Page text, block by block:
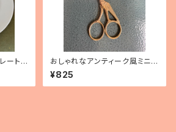
ート
おしゃれなアンティーク風ミニシ
ザー トリ
¥825